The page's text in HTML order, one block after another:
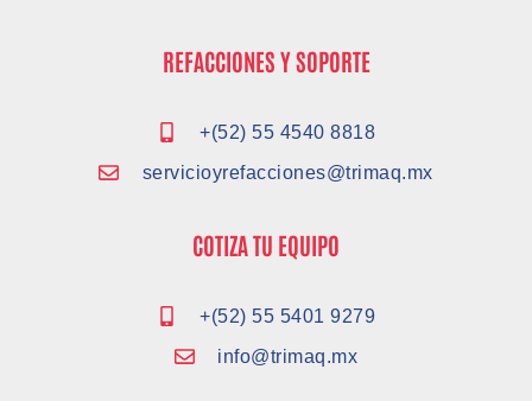
REFACCIONES Y SOPORTE
+(52) 55 4540 8818
servicioyrefacciones@trimaq.mx
COTIZA TU EQUIPO
+(52) 55 5401 9279
info@trimaq.mx